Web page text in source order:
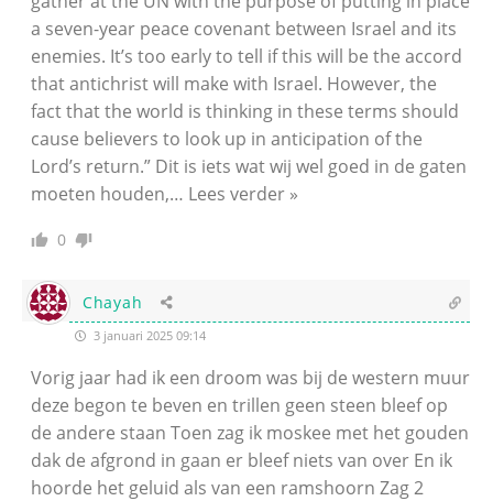
a seven-year peace covenant between Israel and its
enemies. It’s too early to tell if this will be the accord
that antichrist will make with Israel. However, the
fact that the world is thinking in these terms should
cause believers to look up in anticipation of the
Lord’s return.” Dit is iets wat wij wel goed in de gaten
moeten houden,… Lees verder »
0
Chayah
3 januari 2025 09:14
Vorig jaar had ik een droom was bij de western muur
deze begon te beven en trillen geen steen bleef op
de andere staan Toen zag ik moskee met het gouden
dak de afgrond in gaan er bleef niets van over En ik
hoorde het geluid als van een ramshoorn Zag 2